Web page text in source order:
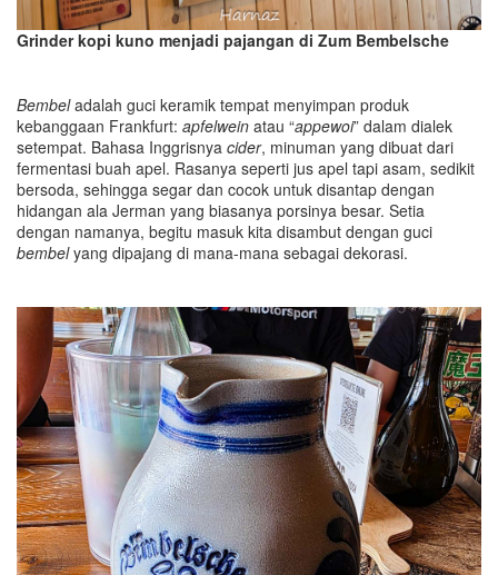
Grinder kopi kuno menjadi pajangan di Zum Bembelsche
Bembeladalah guci keramik tempat menyimpan produk
kebanggaan Frankfurt: apfelwein atau “appewoi” dalam dialek
setempat. Bahasa Inggrisnya cider, minuman yang dibuat dari
fermentasi buah apel. Rasanya seperti jus apel tapi asam, sedikit
bersoda, sehingga segar dan cocok untuk disantap dengan
hidangan ala Jerman yang biasanya porsinya besar. Setia
dengan namanya, begitu masuk kita disambut dengan guci
bembelyang dipajang di mana-mana sebagai dekorasi.